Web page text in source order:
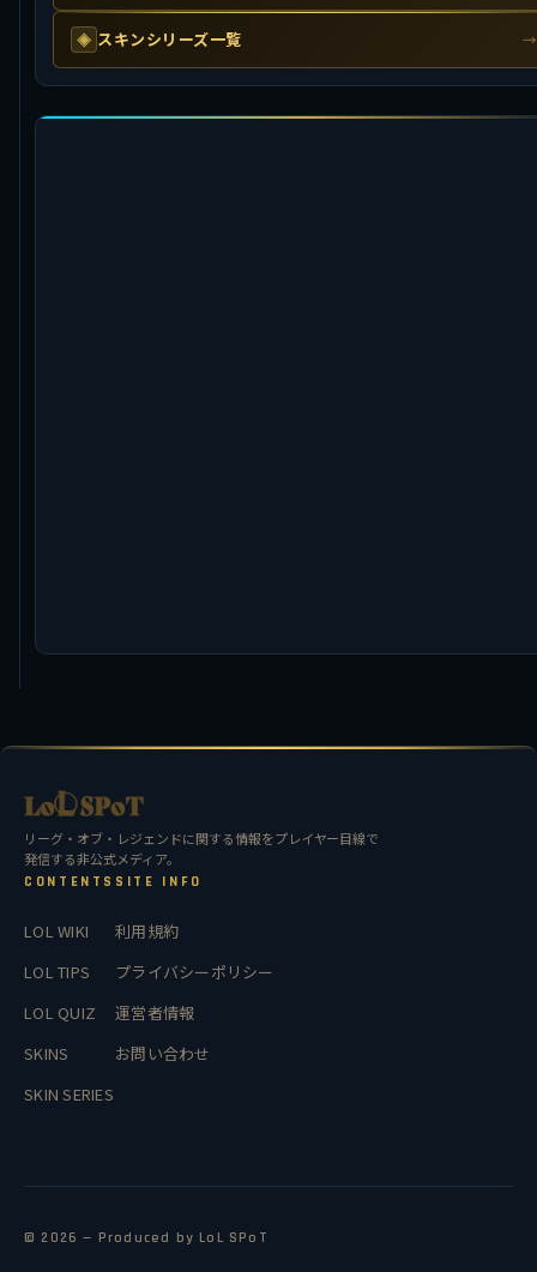
◈ スキンシリーズ一覧 →
リーグ・オブ・レジェンドに関する情報をプレイヤー目線で
発信する非公式メディア。
CONTENTS
LOL WIKI
LOL TIPS
LOL QUIZ
SKINS
SKIN SERIES
SITE INFO
利用規約
プライバシーポリシー
運営者情報
お問い合わせ
© 2026 — Produced by LoL SPoT